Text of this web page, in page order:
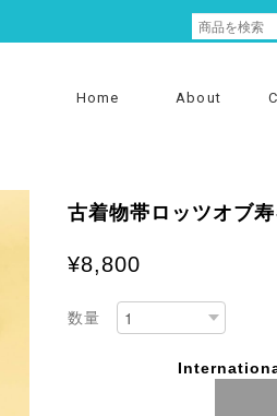
Home About
古着物帯ロッツオブ
¥8,800
数量